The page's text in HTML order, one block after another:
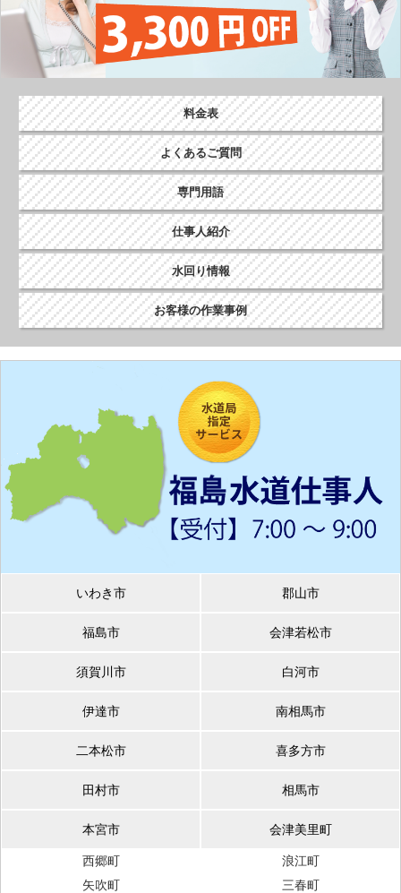
料金表
よくあるご質問
専門用語
仕事人紹介
水回り情報
お客様の作業事例
いわき市 郡山市
福島市 会津若松市
須賀川市 白河市
伊達市 南相馬市
二本松市 喜多方市
田村市 相馬市
本宮市 会津美里町
西郷町
浪江町
矢吹町
三春町